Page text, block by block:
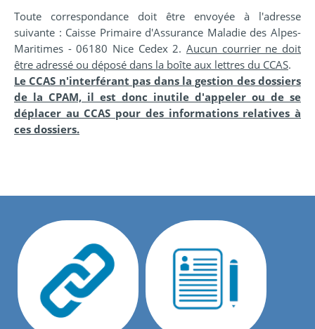
Toute correspondance doit être envoyée à l'adresse
suivante : Caisse Primaire d'Assurance Maladie des Alpes-
Maritimes - 06180 Nice Cedex 2. Aucun courrier ne doit
être adressé ou déposé dans la boîte aux lettres du CCAS.
Le CCAS n'interférant pas dans la gestion des dossiers
de la CPAM, il est donc inutile d'appeler ou de se
déplacer au CCAS pour des informations relatives à
ces dossiers.